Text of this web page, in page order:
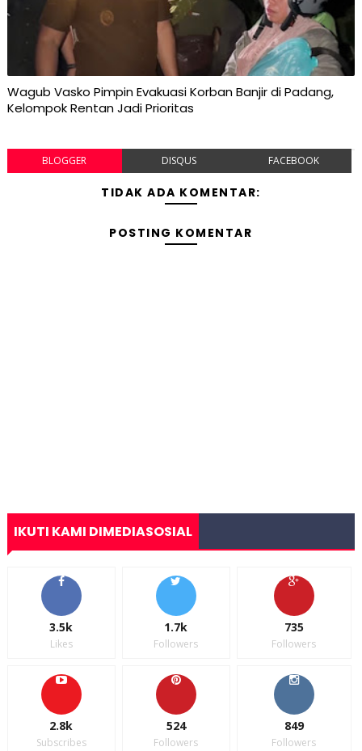
Wagub Vasko Pimpin Evakuasi Korban Banjir di Padang,
Kelompok Rentan Jadi Prioritas
BLOGGER DISQUS FACEBOOK
TIDAK ADA KOMENTAR:
POSTING KOMENTAR
IKUTI KAMI DIMEDIASOSIAL
3.5k
Likes
1.7k
Followers
735
Followers
2.8k
Subscribes
524
Followers
849
Followers